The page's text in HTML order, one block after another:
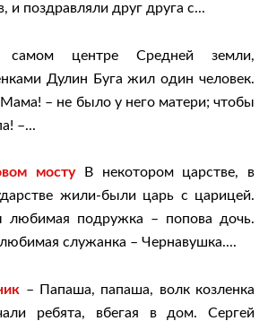
и поздравляли друг друга с...
центре Средней земли,
Дулин Буга жил один человек.
– не было у него матери; чтобы
–...
мостуВ некотором царстве, в
жили-были царь с царицей.
любимая подружка – попова дочь.
служанка – Чернавушка....
– Папаша, папаша, волк козленка
ребята, вбегая в дом. Сергей